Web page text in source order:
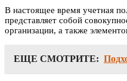
В настоящее время учетная
представляет собой
организации, а также
ЕЩЕ СМОТРИТЕ: